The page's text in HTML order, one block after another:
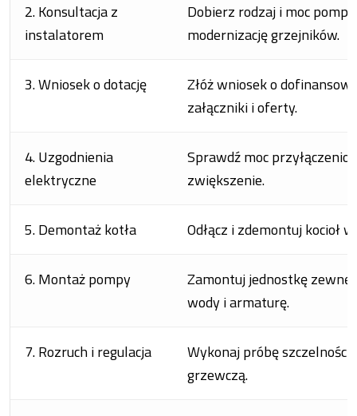
2. Konsultacja z
instalatorem
Dobierz rodzaj i moc
modernizację grzejników.
3. Wniosek o dotację
Złóż wniosek o
załączniki i oferty.
4. Uzgodnienia
elektryczne
Sprawdź moc
zwiększenie.
5. Demontaż kotła Odłącz i zdemontuj kocioł
6. Montaż pompy
Zamontuj jednostkę
wody i armaturę.
7. Rozruch i regulacja
Wykonaj próbę
grzewczą.